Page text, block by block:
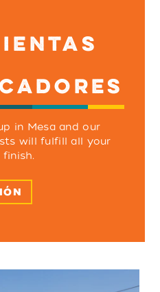
in Mesa and our
will fulfill all your